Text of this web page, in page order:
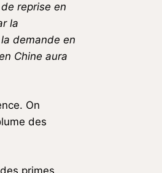
reprise en
la
demande en
Chine aura
On
des